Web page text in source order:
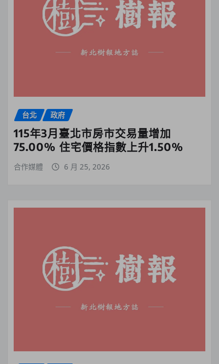
台北 政府
115年3月臺北市房市交易量增加
75.00% 住宅價格指數上升1.50%
合作媒體 6 月 25, 2026